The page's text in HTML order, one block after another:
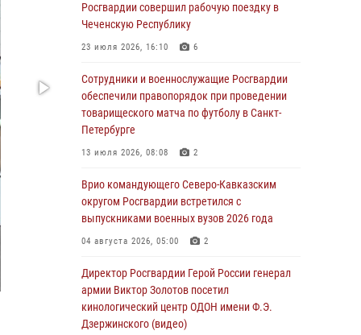
Росгвардейцы провели занятие по
стрелковой подготовке для воспитанников
Центра детского, юношеского туризма и
Республики
09 августа 2026, 05:00
Всероссийская ведомственная акции
«Каникулы с Росгвардией проходит в Сибири
Росгвардейцы провели патриотическое
занятие для детей на Поклонной горе в
Москве (видео)
В ЛНР росгвардейцы провели тренировку по
единоборствам для юных воспитанников
спортивной школы
Росгвардии совершил рабочую поездку в
Чеченскую Республику
23 июля 2026, 16:10 6
Сотрудники и военнослужащие Росгвардии
обеспечили правопорядок при проведении
товарищеского матча по футболу в Санкт-
Петербурге
13 июля 2026, 08:08 2
Врио командующего Северо-Кавказским
округом Росгвардии встретился с
выпускниками военных вузов 2026 года
04 августа 2026, 05:00 2
Директор Росгвардии Герой России генерал
армии Виктор Золотов посетил
кинологический центр ОДОН имени Ф.Э.
Дзержинского (видео)